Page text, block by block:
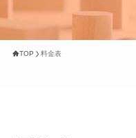
TOP 料金表